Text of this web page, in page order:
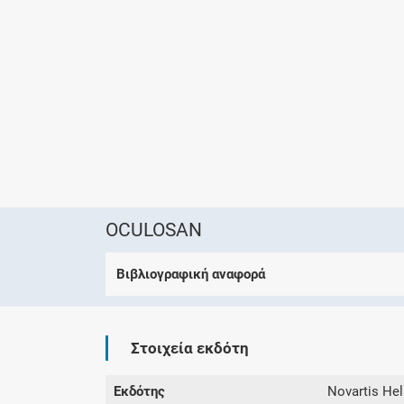
OCULOSAN
Βιβλιογραφική αναφορά
Στοιχεία εκδότη
Εκδότης Novartis